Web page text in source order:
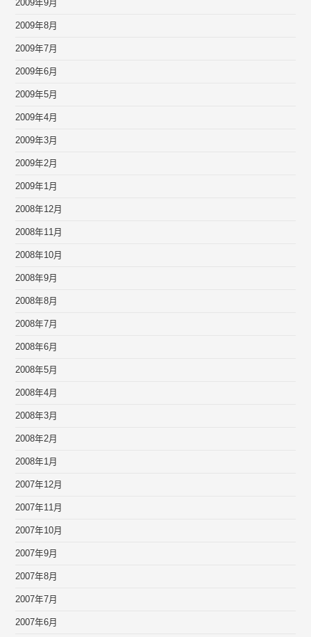
2009年9月
2009年8月
2009年7月
2009年6月
2009年5月
2009年4月
2009年3月
2009年2月
2009年1月
2008年12月
2008年11月
2008年10月
2008年9月
2008年8月
2008年7月
2008年6月
2008年5月
2008年4月
2008年3月
2008年2月
2008年1月
2007年12月
2007年11月
2007年10月
2007年9月
2007年8月
2007年7月
2007年6月